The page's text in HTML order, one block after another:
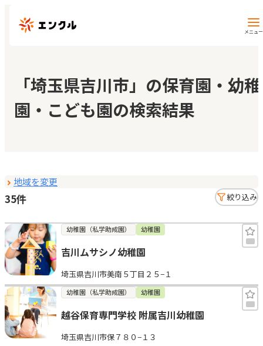
メニュー
保育園・幼稚園を探す
地図から探す
マイページ
お気に入り
見学日記
メッセージ
「埼玉県吉川市」の保育園・幼稚
園・こども園の検索結果
地域を変更
35件 絞り込み
幼稚園（私学助成園） 幼稚園
吉川ムサシノ幼稚園
埼玉県吉川市美南５丁目２５−１
幼稚園（私学助成園） 幼稚園
越谷保育専門学校 附属吉川幼稚園
埼玉県吉川市保７８０−１３